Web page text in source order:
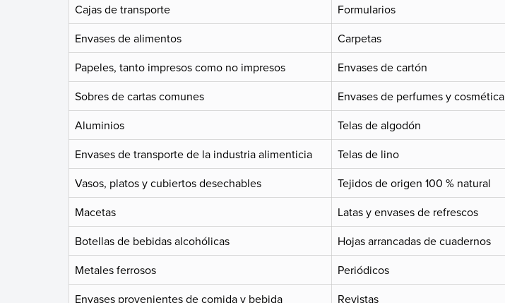
Cajas de transporte
Formularios
Envases de alimentos
Carpetas
Papeles, tanto impresos como no impresos
Envases de cartón
Sobres de cartas comunes
Envases de perfumes y cosmética
Aluminios
Telas de algodón
Envases de transporte de la industria alimenticia
Telas de lino
Vasos, platos y cubiertos desechables
Tejidos de origen 100 % natural
Macetas
Latas y envases de refrescos
Botellas de bebidas alcohólicas
Hojas arrancadas de cuadernos
Metales ferrosos
Periódicos
Envases provenientes de comida y bebida
Revistas